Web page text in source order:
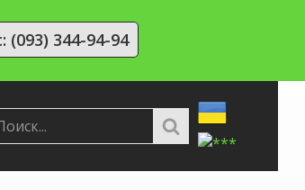
(093) 344-94-94